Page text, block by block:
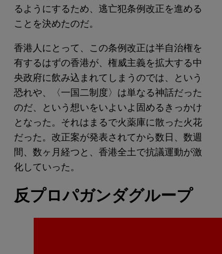
るようにするため、逃亡犯条例改正を進める
ことを決めたのだ。
香港人にとって、この条例改正は半自治権を
有するはずの香港が、権威主義を拡大する中
央政府に飲み込まれてしまうのでは、という
恐れや、〈一国二制度〉は単なる神話だった
のだ、という想いをいよいよ固めるきっかけ
となった。それはまるで火薬庫に散った火花
だった。改正案が発表されてから数日、数週
間、数ヶ月経つと、香港全土で抗議運動が激
化していった。
反プロパガンダグループ